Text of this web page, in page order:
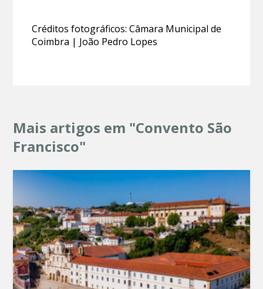
Créditos fotográficos: Câmara Municipal de
Coimbra | João Pedro Lopes
Mais artigos em "Convento São
Francisco"